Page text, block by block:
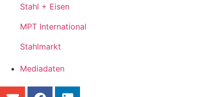
Stahl + Eisen
MPT International
Stahlmarkt
Mediadaten